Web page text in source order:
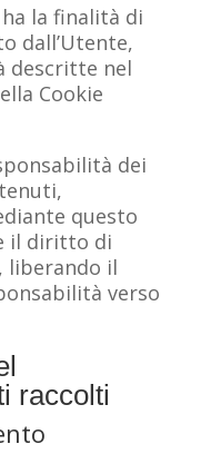
la finalità di
dall’Utente,
descritte nel
Cookie
dei
questo
il diritto di
liberando il
verso
raccolti